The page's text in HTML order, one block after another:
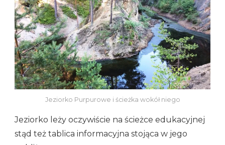
Jeziorko Purpurowe i ścieżka wokół niego
Jeziorko leży oczywiście na ścieżce edukacyjnej
stąd też tablica informacyjna stojąca w jego